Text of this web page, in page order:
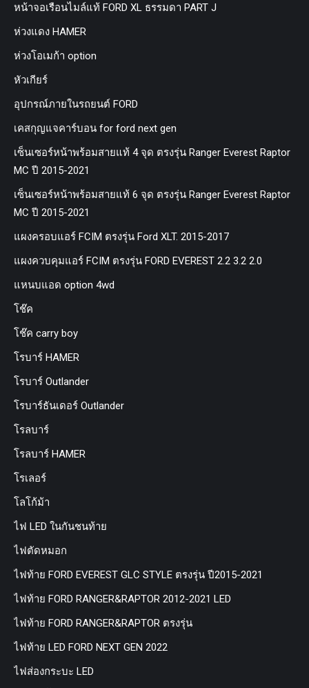
หน้าจอเรือนไมล์แท้ FORD XL ธรรมดา PART J
ห่วงแดง HAMER
ห่วงโอเมก้า option
หัวเกียร์
อุปกรณ์ภายในรถยนต์ FORD
เคสกุญแจคาร์บอน for ford next gen
เซ็นเซอร์หน้าพร้อมสายแท้ 4 จุด ตรงรุ่น Ranger Everest Raptor
MC ปี 2015-2021
เซ็นเซอร์หน้าพร้อมสายแท้ 6 จุด ตรงรุ่น Ranger Everest Raptor
MC ปี 2015-2021
แผงครอบแอร์ FCIM ตรงรุ่น Ford XLT. 2015-2017
แผงควบคุมแอร์ FCIM ตรงรุ่น FORD EVEREST 2.2 3.2 2.0
แหนบแอด option 4wd
โช๊ค
โช๊ค carry boy
โรบาร์ HAMER
โรบาร์ Outlander
โรบาร์ธันเดอร์ Outlander
โรลบาร์
โรลบาร์ HAMER
โรเลอร์
โลโก้ม้า
ไฟ LED ในกันชนท้าย
ไฟตัดหมอก
ไฟท้าย FORD EVEREST GLC STYLE ตรงรุ่น ปี2015-2021
ไฟท้าย FORD RANGER&RAPTOR 2012-2021 LED
ไฟท้าย FORD RANGER&RAPTOR ตรงรุ่น
ไฟท้าย LED FORD NEXT GEN 2022
ไฟส่องกระบะ LED